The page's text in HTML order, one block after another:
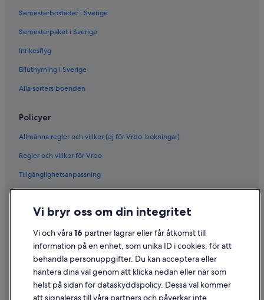
Semesterbostäder i Sverige
Semesterpaket i Sverige
Inrikesflyg
Biluthyrning i Sverige
Alla sorters boenden
Policyer
Allmänna regler och villkor (ej för Vrbo-bokningar)
Regler och villkor för Vrbo
Tillgänglighetsanpassning
Cookies
Användarvillkor
Juridisk information/Kontakta oss
Riktlinjer för innehåll och anmäla innehåll
Hjälp
Vi bryr oss om din integritet
Vi och våra16 partner lagrar eller får åtkomst till
information på en enhet, som unika ID i cookies, för att
behandla personuppgifter. Du kan acceptera eller
hantera dina val genom att klicka nedan eller när som
helst på sidan för dataskyddspolicy. Dessa val kommer
att signaleras till våra partners och påverkar inte